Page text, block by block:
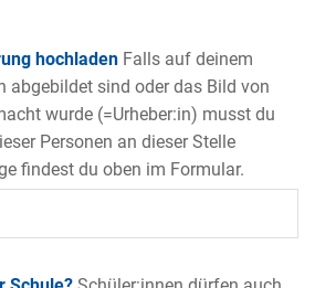
hochladen Falls auf deinem
abgebildet sind oder das Bild von
wurde (=Urheber:in) musst du
Personen an dieser Stelle
findest du oben im Formular.